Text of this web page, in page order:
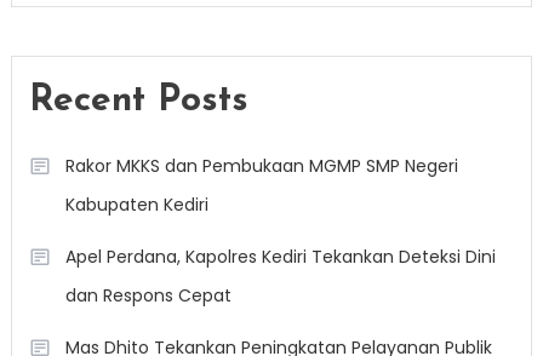
Recent Posts
Rakor MKKS dan Pembukaan MGMP SMP Negeri
Kabupaten Kediri
Apel Perdana, Kapolres Kediri Tekankan Deteksi Dini
dan Respons Cepat
Mas Dhito Tekankan Peningkatan Pelayanan Publik